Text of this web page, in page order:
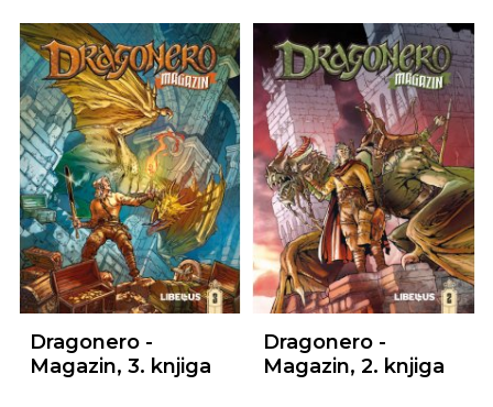
Dragonero -
Magazin, 3. knjiga
Dragonero -
Magazin, 2. knjiga